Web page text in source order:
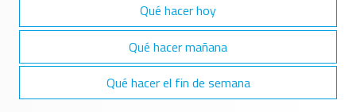
Qué hacer hoy
Qué hacer mañana
Qué hacer el fin de semana